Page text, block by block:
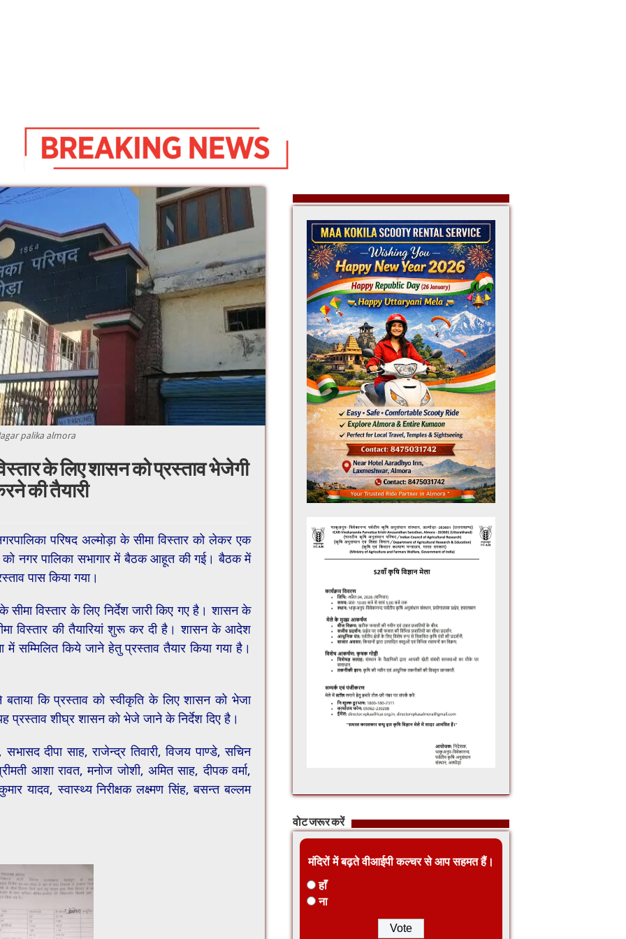
palika almora
के लिए शासन को प्रस्ताव भेजेगी
की तैयारी
परिषद अल्मोड़ा के सीमा विस्तार को लेकर एक
नगर पालिका सभागार में बैठक आहूत की गई। बैठक में
पास किया गया।
विस्तार के लिए निर्देश ​जारी किए गए है। शासन के
सीमा विस्तार की तैयारियां शुरू कर दी है। शासन के आदेश
में सम्मिलित किये जाने हेतु प्रस्ताव तैयार किया गया है।
बताया कि प्रस्ताव को स्वीकृति के लिए शासन को भेजा
प्रस्ताव शीघ्र शासन को भेजे जाने के निर्देश दिए है।
दीपा साह, राजेन्द्र तिवारी, विजय पाण्डे, सचिन
आशा रावत, मनोज जोशी, अमित साह, दीपक वर्मा,
यादव, स्वास्थ्य निरीक्षक लक्ष्मण सिंह, बसन्त बल्लम
वोट जरूर करें
मंदिरों में बढ़ते वीआईपी कल्चर से आप सहमत हैं।
हाँ
ना